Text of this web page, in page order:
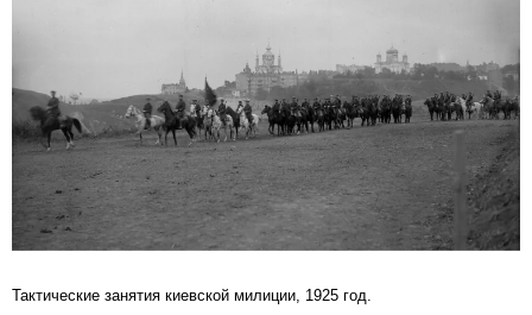
Тактические занятия киевской милиции, 1925 год.